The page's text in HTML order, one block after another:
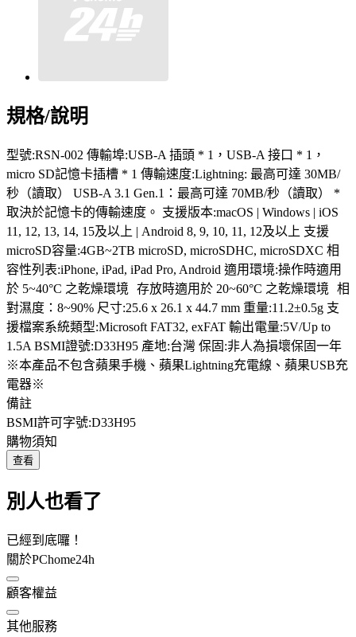
規格/說明
型號:RSN-002 傳輸埠:USB-A 插頭 * 1，USB-A 接口 * 1，
micro SD記憶卡插槽 * 1 傳輸速度:Lightning: 最高可達 30MB/
秒（讀取） USB-A 3.1 Gen.1：最高可達 70MB/秒（讀取） *
取決於記憶卡的傳輸速度。 支援版本:macOS | Windows | iOS
11, 12, 13, 14, 15及以上 | Android 8, 9, 10, 11, 12及以上 支援
microSD容量:4GB~2TB microSD, microSDHC, microSDXC 相
容性列表:iPhone, iPad, iPad Pro, Android 適用環境:操作時適用
於 5~40°C 之乾燥環境 存放時適用於 20~60°C 之乾燥環境 相
對濕度：8~90% 尺寸:25.6 x 26.1 x 44.7 mm 重量:11.2±0.5g 支
援檔案系統類型:Microsoft FAT32, exFAT 輸出電量:5V/Up to
1.5A BSMI證號:D33H95 產地:台灣 保固:非人為損壞保固一年
※本產品不包含蘋果手機、蘋果Lightning充電線、蘋果USB充
電器※
備註
BSMI許可字號:D33H95
購物須知
查看
別人也看了
已經到底囉！
關於PChome24h
顧客權益
其他服務